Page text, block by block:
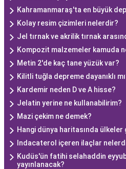
Kahramanmaraş'ta en büyük
Kolay resim çizimleri nelerdir?
Jel tırnak ve akrilik tırnak
Kompozit malzemeler kamuda
Metin 2'de kaç tane yüzük var?
Kilitli tuğla depreme dayanıklı
Kardemir neden D ve A hisse?
Jelatin yerine ne kullanabilirim?
Mazi çekim ne demek?
Hangi dünya haritasında
Indacaterol içeren ilaçlar
Kudüs'ün fatihi selahaddin
yayınlanacak?